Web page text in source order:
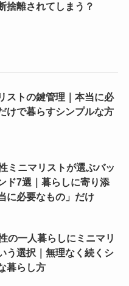
捨離されてしまう？
ストの鍵管理｜本当に必
けで暮らすシンプルな方
ミニマリストが選ぶバッ
ド7選｜暮らしに寄り添
に必要なもの」だけ
の一人暮らしにミニマリ
う選択｜無理なく続くシ
暮らし方